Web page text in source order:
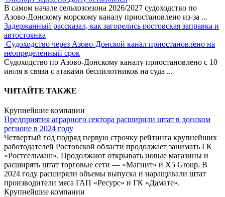
В самом начале сельхозсезона 2026/2027 судоходство по
Азово-Донскому морскому каналу приостановлено из-за ...
Задержанный рассказал, как загорелись ростовская заправка и
автостоянка
Судоходство через Азово-Донской канал приостановлено на
неопределенный срок
Судоходство по Азово-Донскому каналу приостановлено с 10
июля в связи с атаками беспилотников на суда ...
ЧИТАЙТЕ ТАКЖЕ
Крупнейшие компании
Предприятия аграрного сектора расширили штат в донском
регионе в 2024 году
Четвертый год подряд первую строчку рейтинга крупнейших
работодателей Ростовской области продолжает занимать ГК
«Ростсельмаш». Продолжают открывать новые магазины и
расширять штат торговые сети — «Магнит» и X5 Group. В
2024 году расширяли объемы выпуска и наращивали штат
производители мяса ГАП «Ресурс» и ГК «Дамате».
Крупнейшие компании